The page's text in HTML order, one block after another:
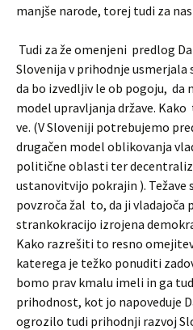
manjše narode, torej tudi za nas
Tudi za že omenjeni predlog
Slovenija v prihodnje usmerjala
da bo izvedljiv le ob pogoju, da
model upravljanja države.
ve. (V Sloveniji potrebujemo
drugačen model oblikovanja
politične oblasti ter
ustanovitvijo pokrajin ). Težave
povzroča žal to, da ji
strankokracijo izrojena
Kako razrešiti to resno
katerega je težko ponuditi
bomo prav kmalu imeli in ga
prihodnost, kot jo napoveduje
ogrozilo tudi prihodnji razvoj